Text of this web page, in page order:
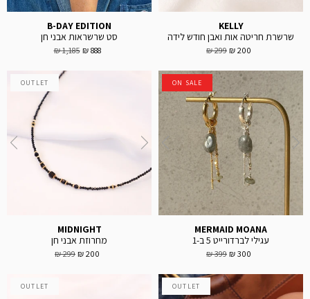
KELLY
שרשרת חריטה אות ואבן חודש לידה
200 ₪
299 ₪
B-DAY EDITION
סט שרשראות אבני חן
888 ₪
1,185 ₪
ON SALE
MERMAID MOANA
עגילי לברדורייט 5 ב-1
300 ₪
399 ₪
OUTLET
MIDNIGHT
מחרוזת אבני חן
200 ₪
299 ₪
OUTLET
OUTLET